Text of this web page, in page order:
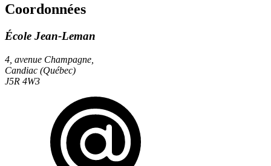
Coordonnées
École Jean-Leman
4, avenue Champagne,
Candiac (Québec)
J5R 4W3